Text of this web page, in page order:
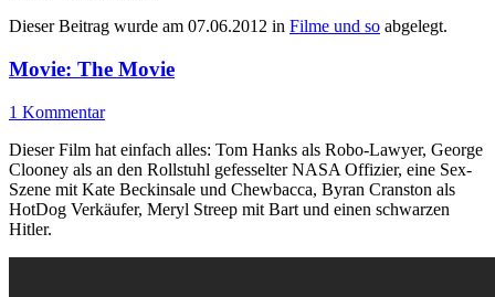
Dieser Beitrag wurde am 07.06.2012 in Filme und so abgelegt.
Movie: The Movie
1 Kommentar
Dieser Film hat einfach alles: Tom Hanks als Robo-Lawyer, George
Clooney als an den Rollstuhl gefesselter NASA Offizier, eine Sex-
Szene mit Kate Beckinsale und Chewbacca, Byran Cranston als
HotDog Verkäufer, Meryl Streep mit Bart und einen schwarzen
Hitler.